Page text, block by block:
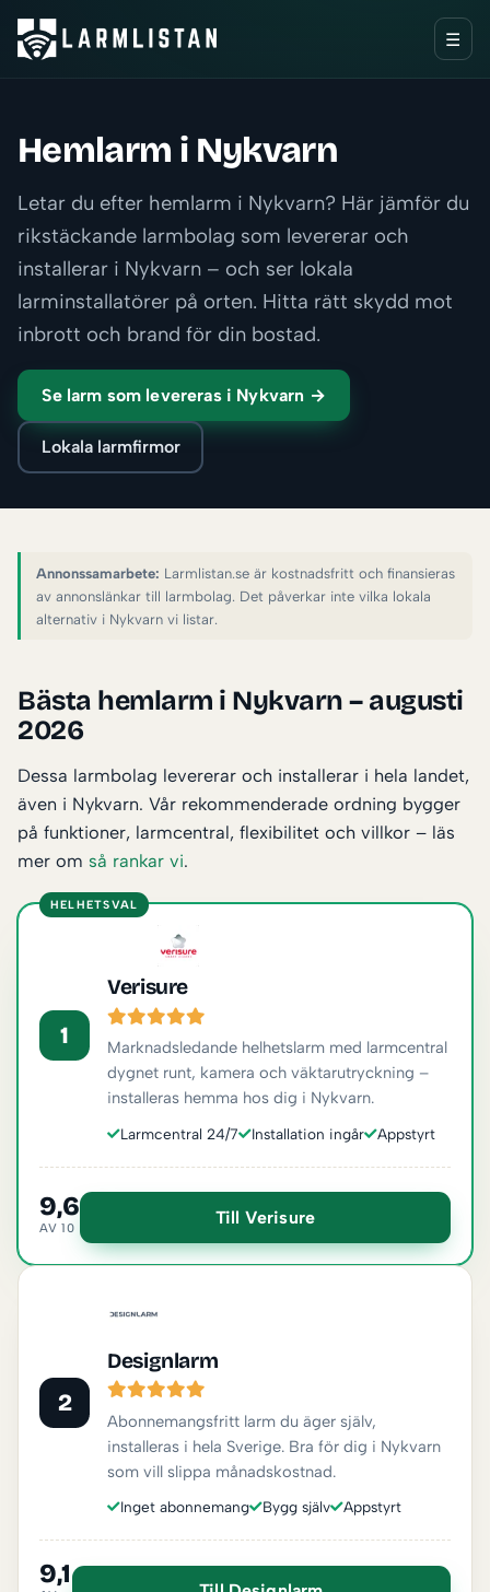
☰
Hemlarm i Nykvarn
Letar du efter hemlarm i Nykvarn? Här jämför du
rikstäckande larmbolag som levererar och
installerar i Nykvarn – och ser lokala
larminstallatörer på orten. Hitta rätt skydd mot
inbrott och brand för din bostad.
Se larm som levereras i Nykvarn →
Lokala larmfirmor
Annonssamarbete: Larmlistan.se är kostnadsfritt och finansieras
av annonslänkar till larmbolag. Det påverkar inte vilka lokala
alternativ i Nykvarn vi listar.
Bästa hemlarm i Nykvarn – augusti
2026
Dessa larmbolag levererar och installerar i hela landet,
även i Nykvarn. Vår rekommenderade ordning bygger
på funktioner, larmcentral, flexibilitet och villkor – läs
mer om så rankar vi.
HELHETSVAL
1
Verisure
Marknadsledande helhetslarm med larmcentral
dygnet runt, kamera och väktarutryckning –
installeras hemma hos dig i Nykvarn.
Larmcentral 24/7 Installation ingår Appstyrt
9,6
AV 10
Till Verisure
2
Designlarm
Abonnemangsfritt larm du äger själv,
installeras i hela Sverige. Bra för dig i Nykvarn
som vill slippa månadskostnad.
Inget abonnemang Bygg själv Appstyrt
9,1